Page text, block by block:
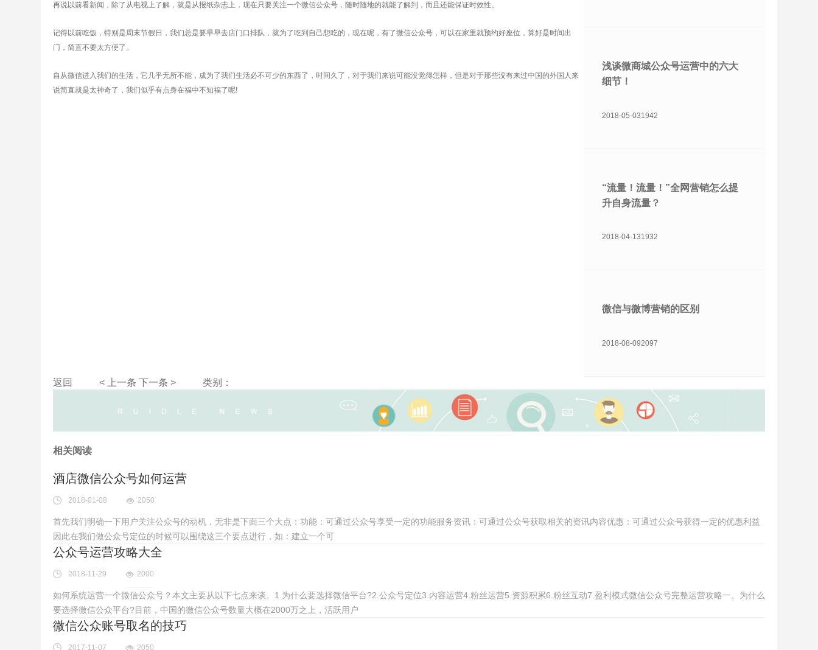
浅谈微商城公众号运营中的六大
细节！
2018-05-031942
“流量！流量！”全网营销怎么提
升自身流量？
2018-04-131932
微信与微博营销的区别
2018-08-092097
再说以前看新闻，除了从电视上了解，就是从报纸杂志上，现在只要关注一个微信公众号，随时随地的就能了解到，而且还能保证时效性。
记得以前吃饭，特别是周末节假日，我们总是要早早去店门口排队，就为了吃到自己想吃的，现在呢，有了微信公众号，可以在家里就预约好座位，算好是时间出
门，简直不要太方便了。
自从微信进入我们的生活，它几乎无所不能，成为了我们生活必不可少的东西了，时间久了，对于我们来说可能没觉得怎样，但是对于那些没有来过中国的外国人来
说简直就是太神奇了，我们似乎有点身在福中不知福了呢!
返回 < 上一条 下一条 > 类别：
相关阅读
酒店微信公众号如何运营
2018-01-08 2050
首先我们明确一下用户关注公众号的动机，无非是下面三个大点：功能：可通过公众号享受一定的功能服务资讯：可通过公众号获取相关的资讯内容优惠：可通过公众号获得一定的优惠利益
因此在我们做公众号定位的时候可以围绕这三个要点进行，如：建立一个可
公众号运营攻略大全
2018-11-29 2000
如何系统运营一个微信公众号？本文主要从以下七点来谈。1.为什么要选择微信平台?2.公众号定位3.内容运营4.粉丝运营5.资源积累6.粉丝互动7.盈利模式微信公众号完整运营攻略一、为什么
要选择微信公众平台?目前，中国的微信公众号数量大概在2000万之上，活跃用户
微信公众账号取名的技巧
2017-11-07 2050